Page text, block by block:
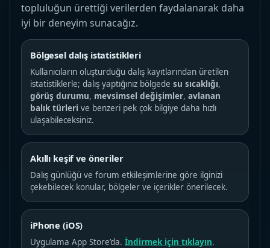
topluluğun ürettiği verilerden faydalanarak daha
iyi bir deneyim sunacağız.
Bölgesel dalış istatistikleri
Kullanıcıların oluşturduğu dalış kayıtlarından üretilen
istatistiklerle; dalış yaptığınız bölgede su sıcaklığı,
görüş durumu, mevsimsel değişimler, avlanan
balık türleri ve benzeri pek çok bilgiye daha hızlı
ulaşabileceksiniz.
Akıllı keşif ve öneriler
Dalış günlüğü ve forum etkileşimlerine göre ilginizi
çekebilecek konular, bölgeler ve içerikler önerilecek.
iPhone (iOS)
Uygulama App Store’da. İndirmek için tıklayın.